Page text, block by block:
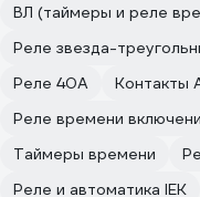
ВЛ (таймеры и реле
Реле звезда-
Реле 40А
Контакты
Реле времени
Таймеры времени
Реле и автоматика IEK